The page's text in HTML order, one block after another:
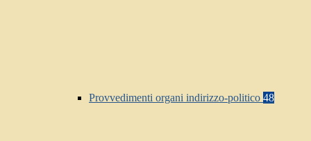
Provvedimenti organi indirizzo-politico 48